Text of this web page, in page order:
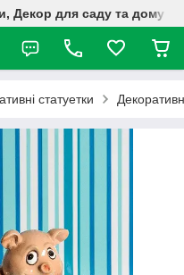
Декор для саду та дому
статуетки